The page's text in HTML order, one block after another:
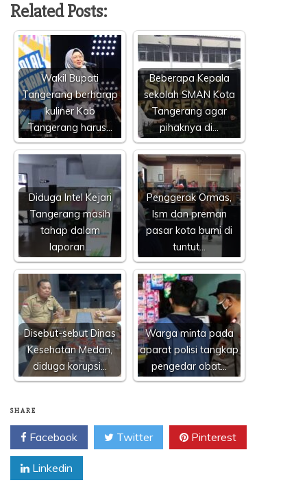
Related Posts:
Wakil Bupati
Tangerang berharap
kuliner Kab
Tangerang harus…
Beberapa Kepala
sekolah SMAN Kota
Tangerang agar
pihaknya di…
Diduga Intel Kejari
Tangerang masih
tahap dalam
laporan…
Penggerak Ormas,
lsm dan preman
pasar kota bumi di
tuntut…
Disebut-sebut Dinas
Kesehatan Medan,
diduga korupsi…
Warga minta pada
aparat polisi tangkap
pengedar obat…
SHARE
Facebook Twitter Pinterest
Linkedin